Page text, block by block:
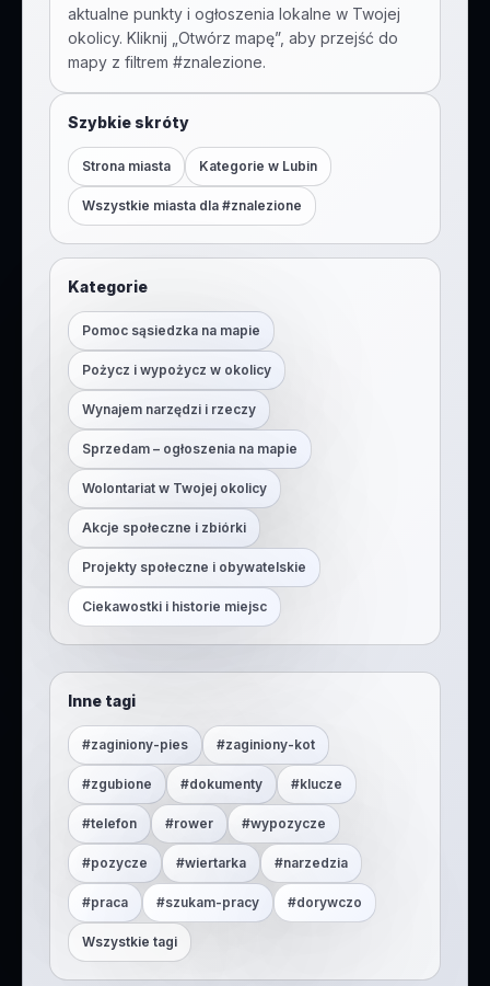
aktualne punkty i ogłoszenia lokalne w Twojej
okolicy. Kliknij „Otwórz mapę”, aby przejść do
mapy z filtrem #znalezione.
Szybkie skróty
Strona miasta Kategorie w Lubin
Wszystkie miasta dla #znalezione
Kategorie
Pomoc sąsiedzka na mapie
Pożycz i wypożycz w okolicy
Wynajem narzędzi i rzeczy
Sprzedam – ogłoszenia na mapie
Wolontariat w Twojej okolicy
Akcje społeczne i zbiórki
Projekty społeczne i obywatelskie
Ciekawostki i historie miejsc
Inne tagi
#zaginiony-pies #zaginiony-kot
#zgubione #dokumenty #klucze
#telefon #rower #wypozycze
#pozycze #wiertarka #narzedzia
#praca #szukam-pracy #dorywczo
Wszystkie tagi